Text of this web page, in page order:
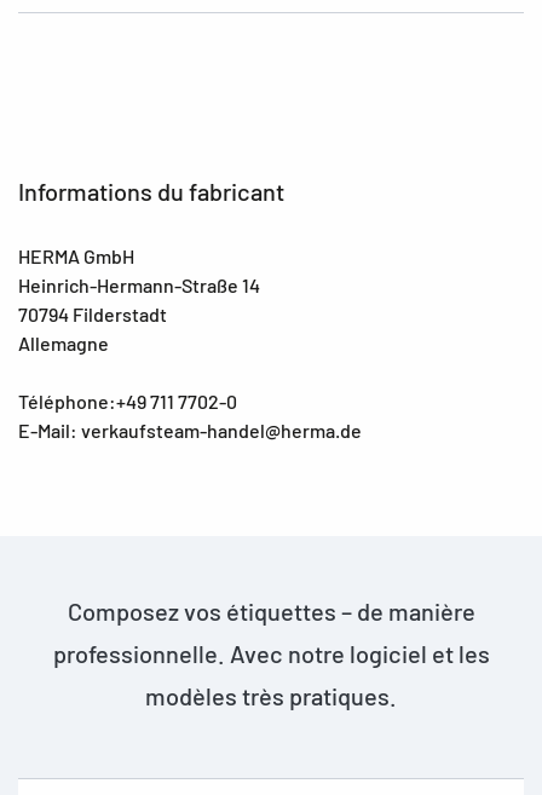
Informations du fabricant
HERMA GmbH
Heinrich-Hermann-Straße 14
70794 Filderstadt
Allemagne
Téléphone:+49 711 7702-0
E-Mail: verkaufsteam-handel@herma.de
Composez vos étiquettes – de manière
professionnelle. Avec notre logiciel et les
modèles très pratiques.